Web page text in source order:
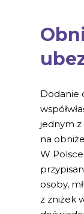
Dodanie
jednym z
na
W
osoby,
z zniżek